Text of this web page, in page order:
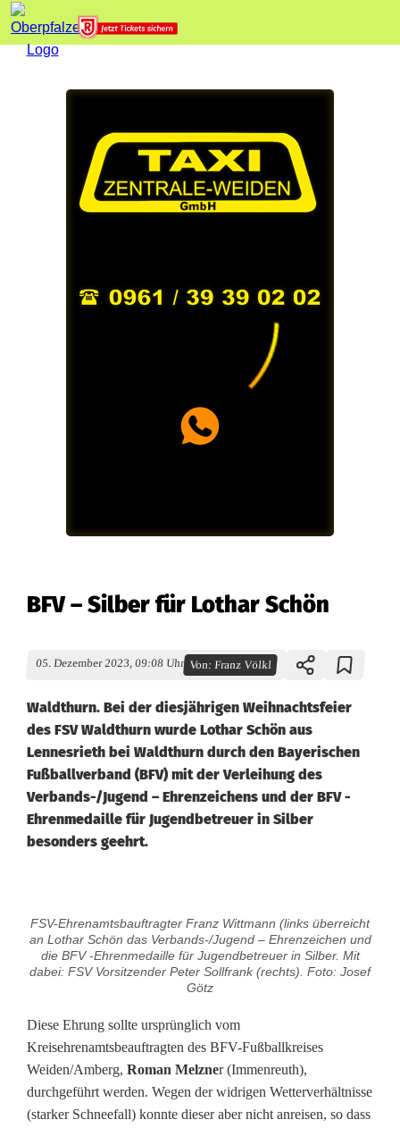
BFV – Silber für Lothar Schön
05. Dezember 2023, 09:08 Uhr Von:Franz Völkl
Waldthurn. Bei der diesjährigen Weihnachtsfeier
des FSV Waldthurn wurde Lothar Schön aus
Lennesrieth bei Waldthurn durch den Bayerischen
Fußballverband (BFV) mit der Verleihung des
Verbands-/Jugend – Ehrenzeichens und der BFV -
Ehrenmedaille für Jugendbetreuer in Silber
besonders geehrt.
F
V
S
i
l
FSV-Ehrenamtsbauftragter Franz Wittmann (links überreicht
an Lothar Schön das Verbands-/Jugend – Ehrenzeichen und
die BFV -Ehrenmedaille für Jugendbetreuer in Silber. Mit
dabei: FSV Vorsitzender Peter Sollfrank (rechts). Foto: Josef
Götz
Diese Ehrung sollte ursprünglich vom
Kreisehrenamtsbeauftragten des BFV-Fußballkreises
Weiden/Amberg, Roman Melzner (Immenreuth),
durchgeführt werden. Wegen der widrigen Wetterverhältnisse
(starker Schneefall) konnte dieser aber nicht anreisen, so dass